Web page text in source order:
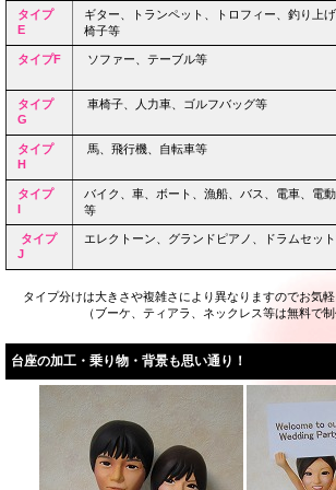
タイプ
E
ギター、トランペット、トロフィー、釣り上げ
椅子等
タイプF ソファー、テーブル等
タイプ
G
車椅子、人力車、ゴルフバッグ等
タイプ
H
馬、飛行機、自転車等
タイプ
I
バイク、車、ボート、漁船、バス、電車、電
等
タイプ
J
エレクトーン、グランドピアノ、ドラムセッ
タイプ分けは大きさや複雑さにより異なりますのでお気軽
（ブーケ、ティアラ、ネックレス等は無料で制
台座の加工・乗り物・背景も思い通り！